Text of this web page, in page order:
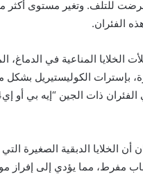
الفئران.
الخلايا المناعية في الدماغ،
بإسترات الكوليستيريل
أن الخلايا الدبقية الصغيرة
مفرط، مما يؤدي إلى إفراز